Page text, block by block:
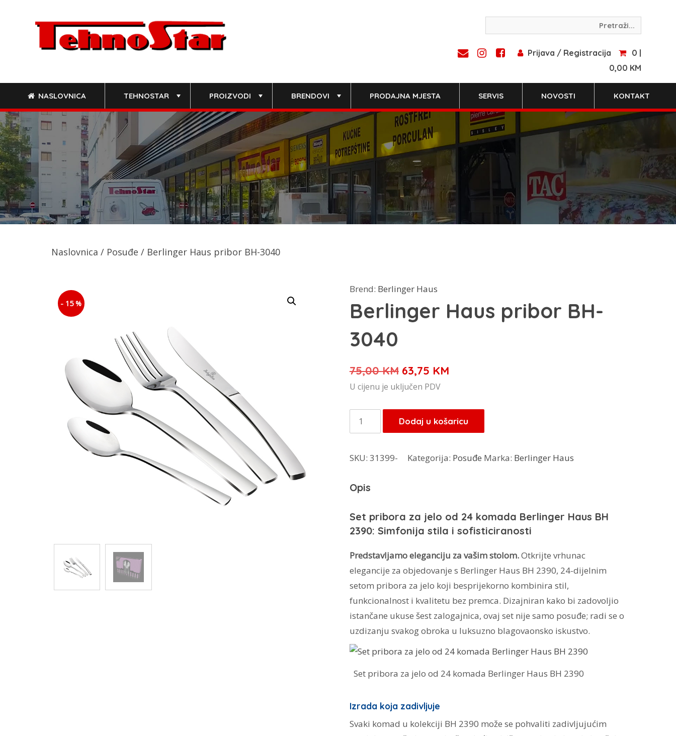
Prijava / Registracija
0 |
0,00 KM
NASLOVNICA TEHNOSTAR PROIZVODI BRENDOVI PRODAJNA MJESTA SERVIS NOVOSTI KONTAKT
Naslovnica / Posuđe / Berlinger Haus pribor BH-3040
- 15 %
Brend: Berlinger Haus
Berlinger Haus pribor BH-
3040
75,00KM Izvorna
cijena
je:
75,00 KM.
63,75 KMTrenutna
63,75 KM.
U cijenu je uključen PDV
Berlinger
Haus
BH-
količina
Dodaj u košaricu
SKU: 31399- Kategorija: Posuđe Marka: Berlinger Haus
Opis
Set pribora za jelo od 24 komada Berlinger Haus BH
2390: Simfonija stila i sofisticiranosti
Predstavljamo eleganciju za vašim stolom.Otkrijte vrhunac
elegancije za objedovanje s Berlinger Haus BH 2390, 24-dijelnim
setom pribora za jelo koji besprijekorno kombinira stil,
funkcionalnost i kvalitetu bez premca. Dizajniran kako bi zadovoljio
istančane ukuse šest zalogajnica, ovaj set nije samo posuđe; radi se o
uzdizanju svakog obroka u luksuzno blagovaonsko iskustvo.
Set pribora za jelo od 24 komada Berlinger Haus BH 2390
Izrada koja zadivljuje
Svaki komad u kolekciji BH 2390 može se pohvaliti zadivljujućim